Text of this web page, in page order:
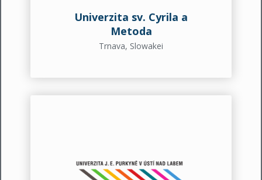
Univerzita sv. Cyrila a
Metoda
Trnava, Slowakei